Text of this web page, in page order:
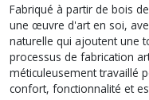
Fabriqué à partir de bois
une œuvre d'art en soi,
naturelle qui ajoutent une
processus de fabrication
méticuleusement travaillé
confort, fonctionnalité et